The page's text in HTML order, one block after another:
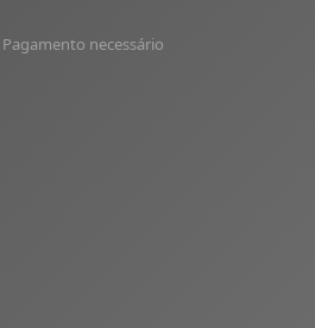
Pagamento necessário